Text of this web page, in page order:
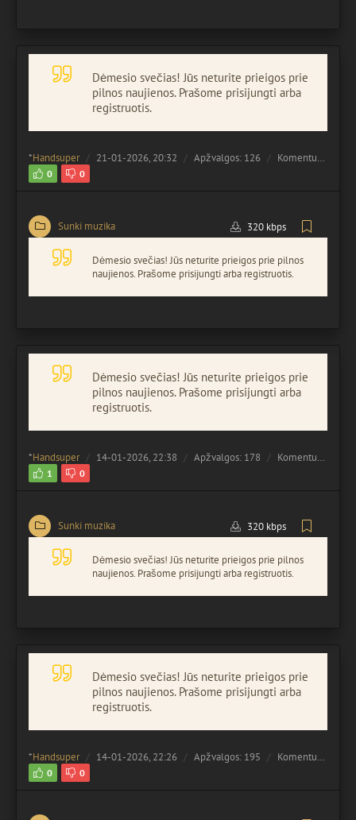
Dėmesio svečias! Jūs neturite prieigos prie
pilnos naujienos. Prašome prisijungti arba
registruotis.
*Handsuper 21-01-2026, 20:32 Apžvalgos: 126 Komentuota:
0 0
Sunki muzika 320 kbps
Dėmesio svečias! Jūs neturite prieigos prie pilnos
naujienos. Prašome prisijungti arba registruotis.
Dėmesio svečias! Jūs neturite prieigos prie
pilnos naujienos. Prašome prisijungti arba
registruotis.
*Handsuper 14-01-2026, 22:38 Apžvalgos: 178 Komentuota:
1 0
Sunki muzika 320 kbps
Dėmesio svečias! Jūs neturite prieigos prie pilnos
naujienos. Prašome prisijungti arba registruotis.
Dėmesio svečias! Jūs neturite prieigos prie
pilnos naujienos. Prašome prisijungti arba
registruotis.
*Handsuper 14-01-2026, 22:26 Apžvalgos: 195 Komentuota:
0 0